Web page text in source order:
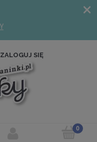
ZALOGUJ SIĘ